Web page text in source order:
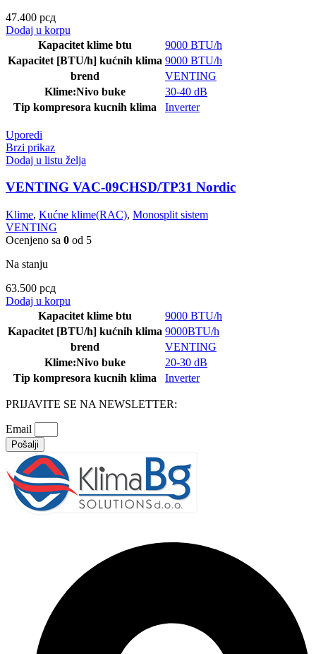
47.400 рсд
Dodaj u korpu
Kapacitet klime btu
9000 BTU/h
Kapacitet [BTU/h] kućnih klima 9000 BTU/h
brend
VENTING
Klime:Nivo buke
30-40 dB
Tip kompresora kucnih klima
Inverter
Uporedi
Brzi prikaz
Dodaj u listu želja
VENTING VAC-09CHSD/TP31 Nordic
Klime, Kućne klime(RAC), Monosplit sistem
VENTING
Ocenjeno sa 0 od 5
Na stanju
63.500 рсд
Dodaj u korpu
Kapacitet klime btu
9000 BTU/h
Kapacitet [BTU/h] kućnih klima 9000BTU/h
brend
VENTING
Klime:Nivo buke
20-30 dB
Tip kompresora kucnih klima
Inverter
PRIJAVITE SE NA NEWSLETTER:
Email
Pošalji